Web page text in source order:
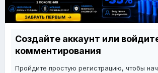
Создайте аккаунт или
комментирования
Пройдите простую регистрацию, чтобы